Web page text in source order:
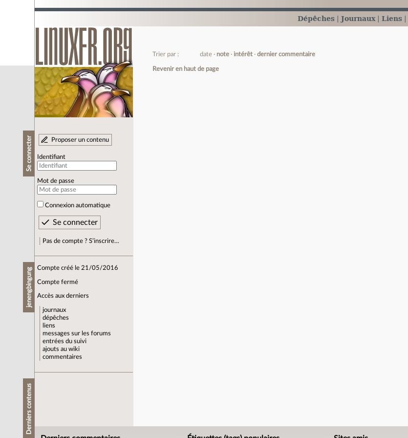
Dépêches Journaux Liens
Se connecter Proposer un contenu
Identifiant
Mot de passe
Connexion automatique
Pas de compte ? S’inscrire…
jenengbingung Compte créé le 21/05/2016
Compte fermé
Accès aux derniers
journaux
dépêches
liens
messages sur les forums
entrées du suivi
ajouts au wiki
commentaires
Derniers contenus
Trier par : date note intérêt dernier commentaire
Revenir en haut de page